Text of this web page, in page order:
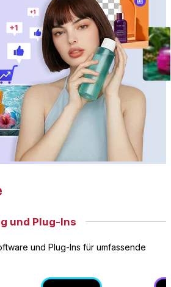
und Plug-Ins
und Plug-Ins für umfassende